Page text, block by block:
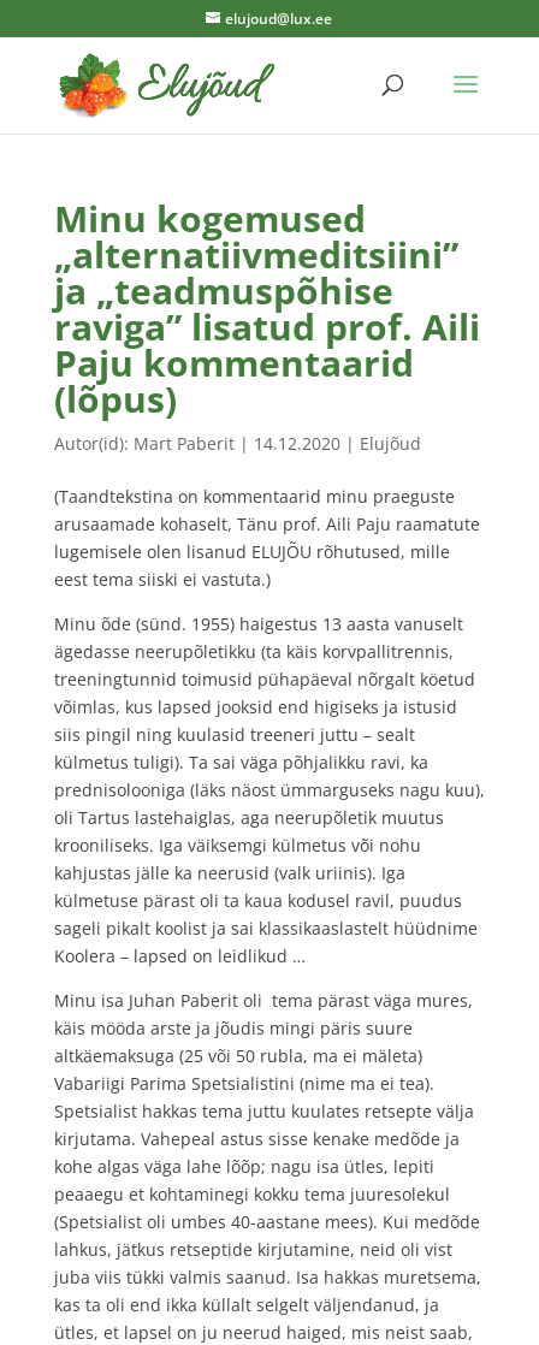
elujoud@lux.ee
Minu kogemused
„alternatiivmeditsiini”
ja „teadmuspõhise
raviga” lisatud prof. Aili
Paju kommentaarid
(lõpus)
Autor(id): Mart Paberit| 14.12.2020| Elujõud
(Taandtekstina on kommentaarid minu praeguste
arusaamade kohaselt, Tänu prof. Aili Paju raamatute
lugemisele olen lisanud ELUJÕU rõhutused, mille
eest tema siiski ei vastuta.)
Minu õde (sünd. 1955) haigestus 13 aasta vanuselt
ägedasse neerupõletikku (ta käis korvpallitrennis,
treeningtunnid toimusid pühapäeval nõrgalt köetud
võimlas, kus lapsed jooksid end higiseks ja istusid
siis pingil ning kuulasid treeneri juttu – sealt
külmetus tuligi). Ta sai väga põhjalikku ravi, ka
prednisolooniga (läks näost ümmarguseks nagu kuu),
oli Tartus lastehaiglas, aga neerupõletik muutus
krooniliseks. Iga väiksemgi külmetus või nohu
kahjustas jälle ka neerusid (valk uriinis). Iga
külmetuse pärast oli ta kaua kodusel ravil, puudus
sageli pikalt koolist ja sai klassikaaslastelt hüüdnime
Koolera – lapsed on leidlikud …
Minu isa Juhan Paberit oli tema pärast väga mures,
käis mööda arste ja jõudis mingi päris suure
altkäemaksuga (25 või 50 rubla, ma ei mäleta)
Vabariigi Parima Spetsialistini (nime ma ei tea).
Spetsialist hakkas tema juttu kuulates retsepte välja
kirjutama. Vahepeal astus sisse kenake medõde ja
kohe algas väga lahe lõõp; nagu isa ütles, lepiti
peaaegu et kohtaminegi kokku tema juuresolekul
(Spetsialist oli umbes 40-aastane mees). Kui medõde
lahkus, jätkus retseptide kirjutamine, neid oli vist
juba viis tükki valmis saanud. Isa hakkas muretsema,
kas ta oli end ikka küllalt selgelt väljendanud, ja
ütles, et lapsel on ju neerud haiged, mis neist saab,